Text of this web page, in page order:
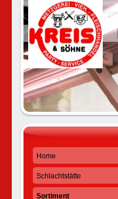
Home
Schlachtstätte
Sortiment